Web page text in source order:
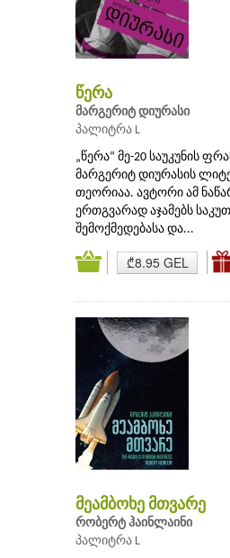
წერა
მარგერიტ დიურასი
პალიტრა L
„წერა“ მე-20 საუკუნის
მარგერიტ დიურასის
თეორიაა. ავტორი ამ
ერთგვარად აჯამებს
შემოქმედებასა და...
₾8.95 GEL
მეამბოხე მთვარე
რობერტ ჰაინლაინი
პალიტრა L